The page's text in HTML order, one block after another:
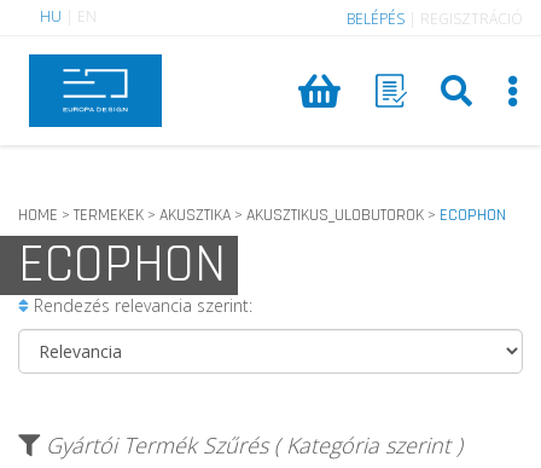
HU EN BELÉPÉS REGISZTRÁCIÓ
HOME > TERMEKEK > AKUSZTIKA > AKUSZTIKUS_ULOBUTOROK > ECOPHON
ECOPHON
Rendezés relevancia szerint:
Gyártói Termék Szűrés ( Kategória szerint )